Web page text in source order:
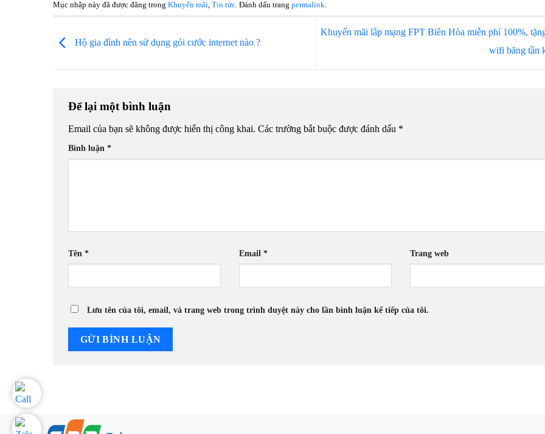
Mục nhập này đã được đăng trong Khuyến mãi Tin tức . Đánh dấu trang permalink
Hộ gia đình nên sử dụng gói cước internet nào ?
Khuyến mãi lắp mạng FPT Biên Hòa miễn phí 100%,
wifi băng tần
Để lại một bình luận
Email của bạn sẽ không được hiển thị công khai. Các trường bắt buộc được đánh dấu *
Bình luận *
Tên * Email * Trang web
Lưu tên của tôi, email, và trang web trong trình duyệt này cho lần bình luận kế tiếp của tôi.